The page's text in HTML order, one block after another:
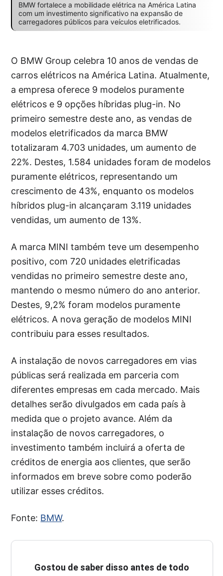
BMW fortalece a mobilidade elétrica na América Latina
com um investimento significativo na expansão de
carregadores públicos para veículos eletrificados.
O BMW Group celebra 10 anos de vendas de
carros elétricos na América Latina. Atualmente,
a empresa oferece 9 modelos puramente
elétricos e 9 opções híbridas plug-in. No
primeiro semestre deste ano, as vendas de
modelos eletrificados da marca BMW
totalizaram 4.703 unidades, um aumento de
22%. Destes, 1.584 unidades foram de modelos
puramente elétricos, representando um
crescimento de 43%, enquanto os modelos
híbridos plug-in alcançaram 3.119 unidades
vendidas, um aumento de 13%.
A marca MINI também teve um desempenho
positivo, com 720 unidades eletrificadas
vendidas no primeiro semestre deste ano,
mantendo o mesmo número do ano anterior.
Destes, 9,2% foram modelos puramente
elétricos. A nova geração de modelos MINI
contribuiu para esses resultados.
A instalação de novos carregadores em vias
públicas será realizada em parceria com
diferentes empresas em cada mercado. Mais
detalhes serão divulgados em cada país à
medida que o projeto avance. Além da
instalação de novos carregadores, o
investimento também incluirá a oferta de
créditos de energia aos clientes, que serão
informados em breve sobre como poderão
utilizar esses créditos.
Fonte: BMW.
Gostou de saber disso antes de todo